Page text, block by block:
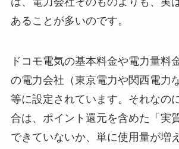
あることが多いのです。
ドコモ電気の基本料金や電力量料
の電力会社（東京電力や関西電力
等に設定されています。それなの
合は、ポイント還元を含めた「実
できていないか、単に使用量が増